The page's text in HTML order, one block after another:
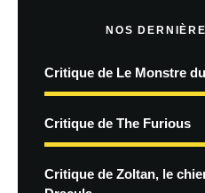
NOS
Critique de Le Monstre
Critique de The Furious
Critique de Zoltan, le